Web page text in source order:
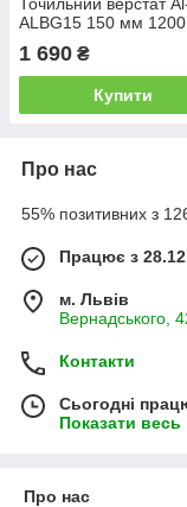
ALBG15 150 мм
1 690 ₴
Купити
Про нас
55% позитивних з
Працює з
м. Львів
Вернадського,
Контакти
Сьогодні
Показати весь
Про нас